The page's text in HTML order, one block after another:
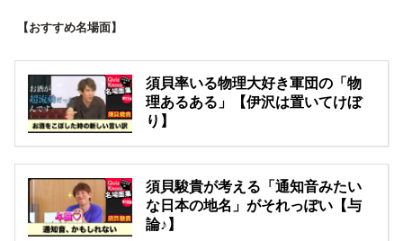
【おすすめ名場面】
須貝率いる物理大好き軍団の「物
理あるある」【伊沢は置いてけぼ
り】
須貝駿貴が考える「通知音みたい
な日本の地名」がそれっぽい【与
論♪】